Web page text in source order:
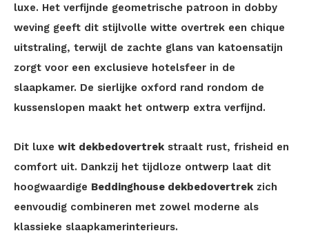
luxe. Het verfijnde geometrische patroon in dobby
weving geeft dit stijlvolle witte overtrek een chique
uitstraling, terwijl de zachte glans van katoensatijn
zorgt voor een exclusieve hotelsfeer in de
slaapkamer. De sierlijke oxford rand rondom de
kussenslopen maakt het ontwerp extra verfijnd.
Dit luxe wit dekbedovertrekstraalt rust, frisheid en
comfort uit. Dankzij het tijdloze ontwerp laat dit
hoogwaardige Beddinghouse dekbedovertrekzich
eenvoudig combineren met zowel moderne als
klassieke slaapkamerinterieurs.